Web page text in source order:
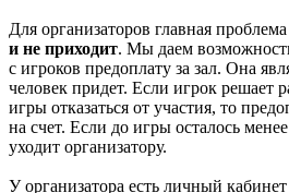
Для организаторов главная
и не приходит. Мы даем
с игроков предоплату за зал. Она
человек придет. Если игрок решает
игры отказаться от участия, то
на счет. Если до игры осталось
уходит организатору.
У организатора есть личный